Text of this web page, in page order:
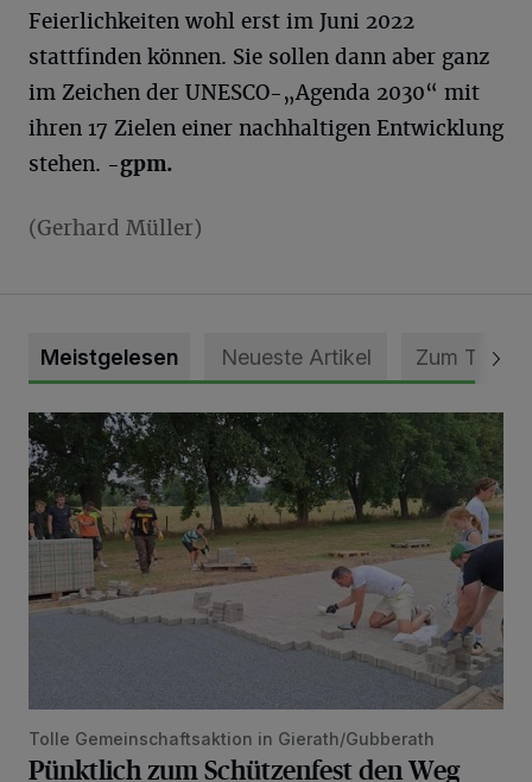
Feierlichkeiten wohl erst im Juni 2022
stattfinden können. Sie sollen dann aber ganz
im Zeichen der UNESCO-„Agenda 2030“ mit
ihren 17 Zielen einer nachhaltigen Entwicklung
stehen. -gpm.
(Gerhard Müller)
Meistgelesen Neueste Artikel Zum Thema
Pünktlich zum Schützenfest den Weg zum Festzelt
Tolle Gemeinschaftsaktion in Gierath/Gubberath
Pünktlich zum Schützenfest den Weg